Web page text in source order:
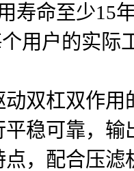
寿命至少15
用户的实际
动双杠双作
稳可靠，
，配合压